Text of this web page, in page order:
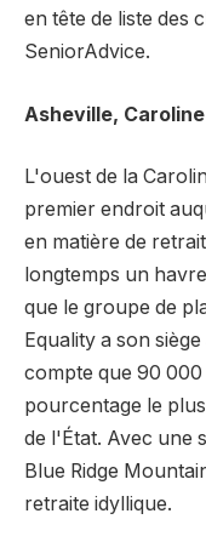
en tête de liste des
SeniorAdvice.
Asheville,
L'ouest de la
premier endroit
en matière de
longtemps un
que le groupe de
Equality a son
compte que 90
pourcentage le
de l'État. Avec une
Blue Ridge
retraite idyllique.